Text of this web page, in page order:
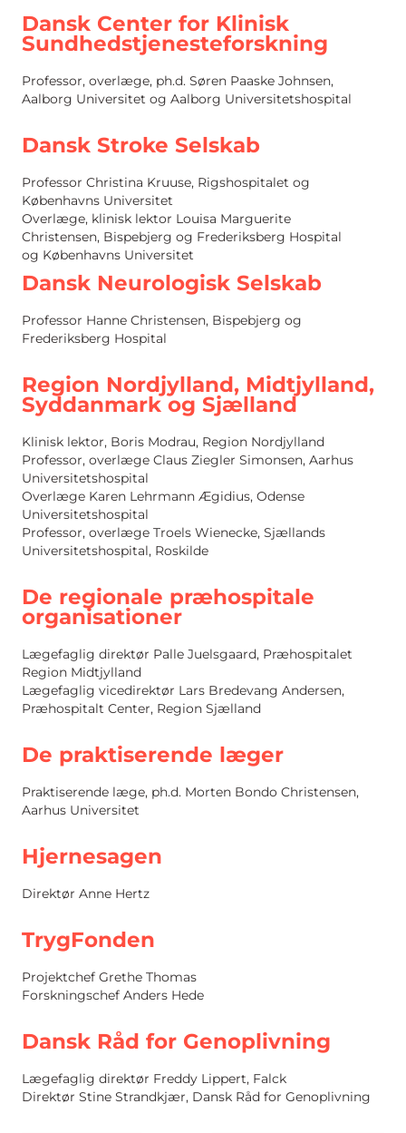
Dansk Center for Klinisk
Sundhedstjenesteforskning
Professor, overlæge, ph.d. Søren Paaske Johnsen,
Aalborg Universitet og Aalborg Universitetshospital
Dansk Stroke Selskab
Professor Christina Kruuse, Rigshospitalet og
Københavns Universitet
Overlæge, klinisk lektor Louisa Marguerite
Christensen, Bispebjerg og Frederiksberg Hospital
og Københavns Universitet
Dansk Neurologisk Selskab
Professor Hanne Christensen, Bispebjerg og
Frederiksberg Hospital
Region Nordjylland, Midtjylland,
Syddanmark og Sjælland
Klinisk lektor, Boris Modrau, Region Nordjylland
Professor, overlæge Claus Ziegler Simonsen, Aarhus
Universitetshospital
Overlæge Karen Lehrmann Ægidius, Odense
Universitetshospital
Professor, overlæge Troels Wienecke, Sjællands
Universitetshospital, Roskilde
De regionale præhospitale
organisationer
Lægefaglig direktør Palle Juelsgaard, Præhospitalet
Region Midtjylland
Lægefaglig vicedirektør Lars Bredevang Andersen,
Præhospitalt Center, Region Sjælland
De praktiserende læger
Praktiserende læge, ph.d. Morten Bondo Christensen,
Aarhus Universitet
Hjernesagen
Direktør Anne Hertz
TrygFonden
Projektchef Grethe Thomas
Forskningschef Anders Hede
Dansk Råd for Genoplivning
Lægefaglig direktør Freddy Lippert, Falck
Direktør Stine Strandkjær, Dansk Råd for Genoplivning